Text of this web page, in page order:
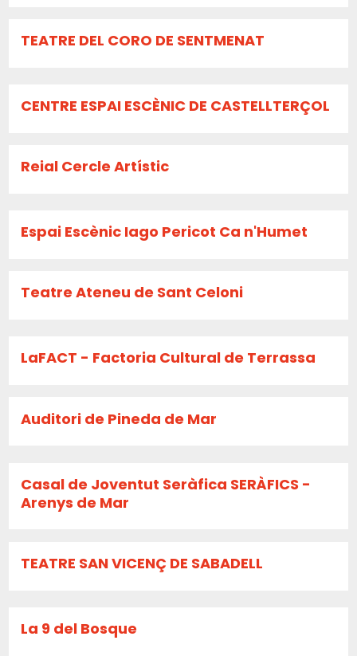
TEATRE DEL CORO DE SENTMENAT
CENTRE ESPAI ESCÈNIC DE CASTELLTERÇOL
Reial Cercle Artístic
Espai Escènic Iago Pericot Ca n'Humet
Teatre Ateneu de Sant Celoni
LaFACT - Factoria Cultural de Terrassa
Auditori de Pineda de Mar
Casal de Joventut Seràfica SERÀFICS -
Arenys de Mar
TEATRE SAN VICENÇ DE SABADELL
La 9 del Bosque